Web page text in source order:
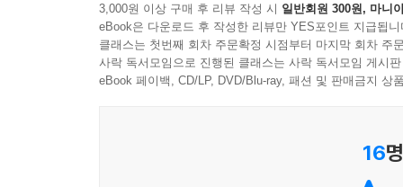
『잘 자요 엄마』는 범죄심리학자인 이선경을
이병도와 면담을 하게 된 이선경의 심리를 좇
만들어지는 것인가’에 대한 의문에 해답을 찾는
충격적인 반전과 궁금증을 불러일으키는 결말
3,000원 이상 구매 후 리뷰 작성 시 일반회원 300원, 마니
eBook은 다운로드 후 작성한 리뷰만 YES포인트 지급됩니
클래스는 첫번째 회차 주문확정 시점부터 마지막 회차 주
사락 독서모임으로 진행된 클래스는 사락 독서모임 게시
eBook 페이백, CD/LP, DVD/Blu-ray, 패션 및 판매금지 상
16